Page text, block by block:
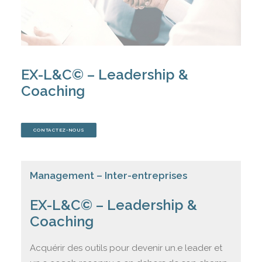
REJOIGNEZ-NOUS
CONTACTEZ-NOUS
EX-L&C© – Leadership &
Coaching
CONTACTEZ-NOUS
Management – Inter-entreprises
EX-L&C© – Leadership &
Coaching
Acquérir des outils pour devenir un.e leader et